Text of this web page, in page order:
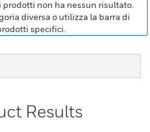
prodotti non ha nessun risultato.
diversa o utilizza la barra di
specifici.
Results